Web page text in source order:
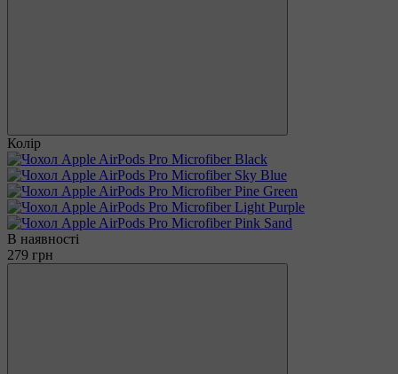
Колір
В наявності
279 грн